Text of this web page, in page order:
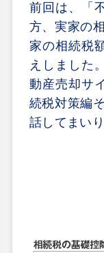
前回は、「
方、実家の
家の相続税
えしました
動産売却サ
続税対策編
話してまいり